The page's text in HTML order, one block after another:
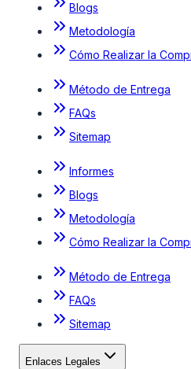
Blogs
Metodología
Cómo Realizar la
Método de Entrega
FAQs
Sitemap
Informes
Blogs
Metodología
Cómo Realizar la
Método de Entrega
FAQs
Sitemap
Enlaces Legales